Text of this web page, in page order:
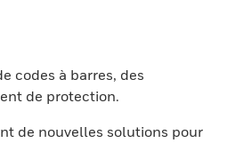
codes à barres, des
de protection.
de nouvelles solutions pour